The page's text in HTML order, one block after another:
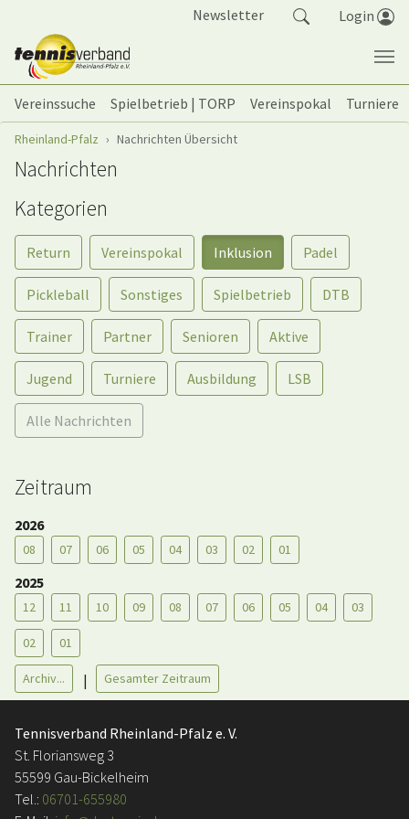
Newsletter Login
Vereinssuche Spielbetrieb | TORP Vereinspokal
Turniere
Sie sind hier:
Rheinland-Pfalz Nachrichten Übersicht
Nachrichten
Kategorien
Return Vereinspokal Inklusion Padel
Pickleball Sonstiges Spielbetrieb DTB
Trainer Partner Senioren Aktive
Jugend Turniere Ausbildung LSB
Alle Nachrichten
Zeitraum
2026
08 07 06 05 04 03 02 01
2025
12 11 10 09 08 07 06 05 04 03
02 01
Archiv... | Gesamter Zeitraum
Tennisverband Rheinland-Pfalz e. V.
St. Floriansweg 3
55599 Gau-Bickelheim
Tel.: 06701-655980